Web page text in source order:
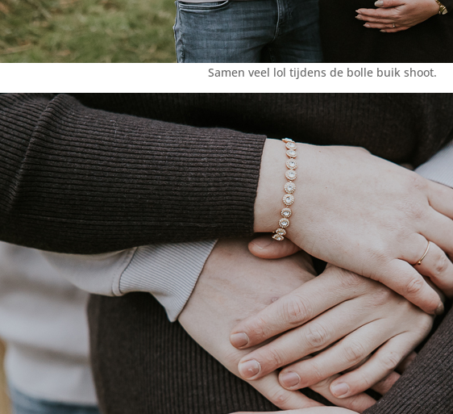
Samen veel lol tijdens de bolle buik shoot.